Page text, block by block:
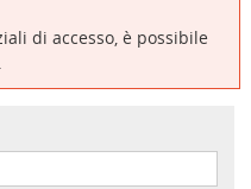
di accesso, è possibile